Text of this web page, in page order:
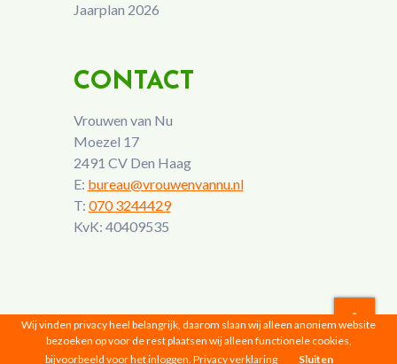
Jaarplan 2026
CONTACT
Vrouwen van Nu
Moezel 17
2491 CV Den Haag
E: bureau@vrouwenvannu.nl
T: 070 3244429
KvK: 40409535
Vrouwen van Nu © 2026 |Privacyverklaring
Wij vinden privacy heel belangrijk, daarom slaan wij alleen anoniem website
bezoeken op voor de rest plaatsen wij alleen functionele cookies,
bijvoorbeeld voor het inloggen. Privacy verklaring Sluiten